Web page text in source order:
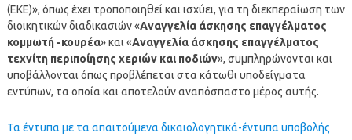
(ΕΚΕ)», όπως έχει τροποποιηθεί και ισχύει, για τη διεκπεραίωση των
διοικητικών διαδικασιών «Αναγγελία άσκησης επαγγέλματος
κομμωτή -κουρέα» και «Αναγγελία άσκησης επαγγέλματος
τεχνίτη περιποίησης χεριών και ποδιών», συμπληρώνονται και
υποβάλλονται όπως προβλέπεται στα κάτωθι υποδείγματα
εντύπων, τα οποία και αποτελούν αναπόσπαστο μέρος αυτής.
Τα έντυπα με τα απαιτούμενα δικαιολογητικά-έντυπα υποβολής